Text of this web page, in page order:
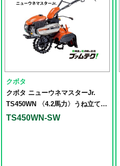
クボタ
クボタ ニューウネマスターJr.
TS450WN 〈4.2馬力〉うね立て
土揚げ 中耕作業
TS450WN-SW